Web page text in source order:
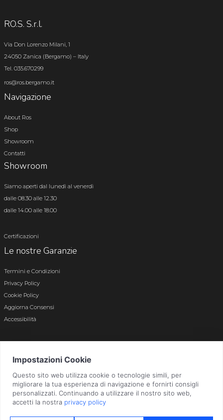
RO.S. S.r.l.
Via Don Lorenzo Milani, 1
24050 Zanica (Bergamo) – Italy
Tel. 035.670299
ros@ros.bergamo.it
Navigazione
About Ros
Shop
Showroom
Contatti
Showroom
Siamo aperti dal lunedì al venerdì
dalle 08.30 alle 12.30
dalle 14.00 alle 18.00
Certificazioni
Le nostre Garanzie
Termini e Condizioni
Privacy Policy
Cookie Policy
Aggiorna Consensi
Accessibilità
Bergamo n. 01496180165 · Capitale Sociale i.v. € 800.000,00